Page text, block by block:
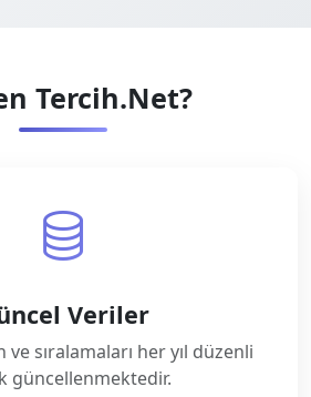
Tercih.Net?
Veriler
sıralamaları her yıl düzenli
güncellenmektedir.